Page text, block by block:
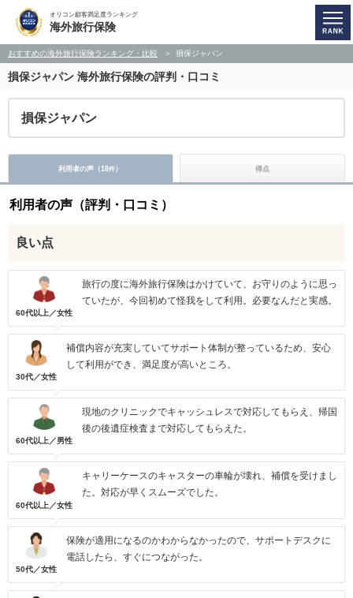
オリコン顧客満足度ランキング
海外旅行保険
おすすめの海外旅行保険ランキング・比較 損保ジャパン
損保ジャパン 海外旅行保険の評判・口コミ
損保ジャパン
利用者の声（18件） 得点
利用者の声（評判・口コミ）
良い点
60代以上／女性
旅行の度に海外旅行保険はかけていて、お守りのように思っ
ていたが、今回初めて怪我をして利用。必要なんだと実感。
30代／女性
補償内容が充実していてサポート体制が整っているため、安心
して利用ができ、満足度が高いところ。
60代以上／男性
現地のクリニックでキャッシュレスで対応してもらえ、帰国
後の後遺症検査まで対応してもらえた。
60代以上／女性
キャリーケースのキャスターの車輪が壊れ、補償を受けまし
た。対応が早くスムーズでした。
50代／女性
保険が適用になるのかわからなかったので、サポートデスクに
電話したら、すぐにつながった。